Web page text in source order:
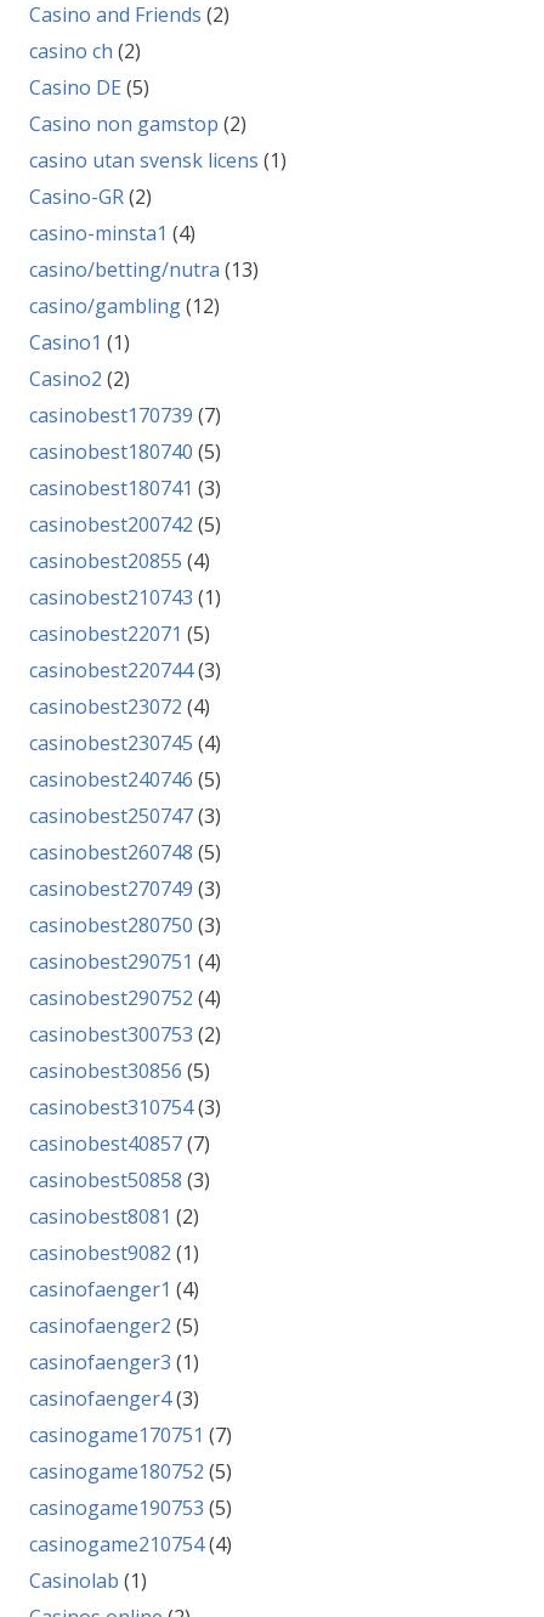
Casino and Friends (2)
casino ch (2)
Casino DE (5)
Casino non gamstop (2)
casino utan svensk licens (1)
Casino-GR(2)
casino-minsta1 (4)
casino/betting/nutra (13)
casino/gambling(12)
Casino1 (1)
Casino2 (2)
casinobest170739 (7)
casinobest180740 (5)
casinobest180741 (3)
casinobest200742 (5)
casinobest20855 (4)
casinobest210743 (1)
casinobest22071 (5)
casinobest220744(3)
casinobest23072 (4)
casinobest230745 (4)
casinobest240746 (5)
casinobest250747(3)
casinobest260748 (5)
casinobest270749 (3)
casinobest280750 (3)
casinobest290751 (4)
casinobest290752 (4)
casinobest300753 (2)
casinobest30856 (5)
casinobest310754(3)
casinobest40857(7)
casinobest50858 (3)
casinobest8081 (2)
casinobest9082 (1)
casinofaenger1 (4)
casinofaenger2 (5)
casinofaenger3 (1)
casinofaenger4(3)
casinogame170751 (7)
casinogame180752 (5)
casinogame190753 (5)
casinogame210754(4)
Casinolab (1)